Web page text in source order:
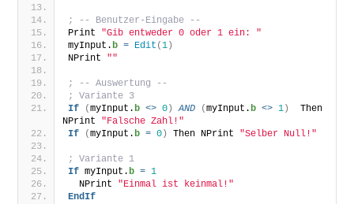
; -- Benutzer-Eingabe --
Print "Gib entweder 0 oder 1 ein: "
myInput.b = Edit (1 )
NPrint ""
; -- Auswertung --
; Variante 3
If
(myInput.b <> 0 ) AND (myInput.b <> 1 )
  Then
NPrint "Falsche Zahl!"
If
(myInput.b = 0 ) Then NPrint "Selber Null!"
; Variante 1
If myInput.b = 1
  NPrint
"Einmal ist keinmal!"
EndIf